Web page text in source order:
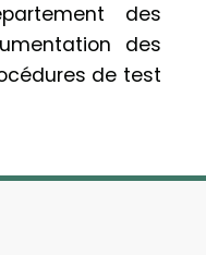
des
des
de test